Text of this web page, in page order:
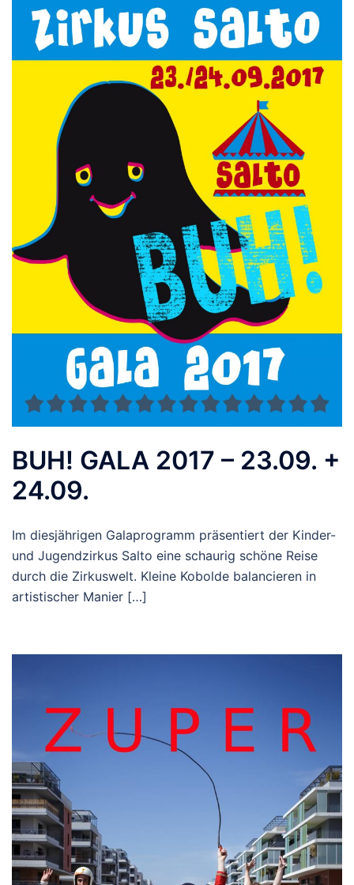
BUH! GALA 2017 – 23.09. +
24.09.
Im diesjährigen Galaprogramm präsentiert der Kinder-
und Jugendzirkus Salto eine schaurig schöne Reise
durch die Zirkuswelt. Kleine Kobolde balancieren in
artistischer Manier […]